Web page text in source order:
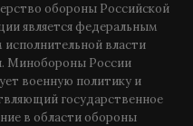
обороны Российской
является федеральным
исполнительной власти
Минобороны России
военную политику и
государственное
в области обороны